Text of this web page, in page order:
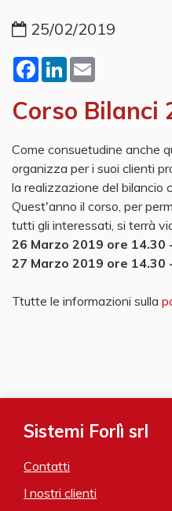
25/02/2019
Facebook
LinkedIn
Corso Bilanci
Come consuetudine anche
organizza per i suoi clienti
la realizzazione del bilancio
Quest'anno il corso, per
tutti gli interessati, si terrà
26 Marzo 2019 ore 14.30
27 Marzo 2019 ore 14.30
Ttutte le informazioni sulla
Sistemi Forlì srl
Contatti
I nostri clienti